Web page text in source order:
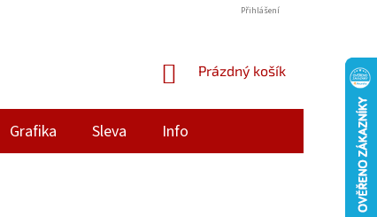
Přihlášení
NÁKUPNÍ
Prázdný košík
Grafika Sleva Info